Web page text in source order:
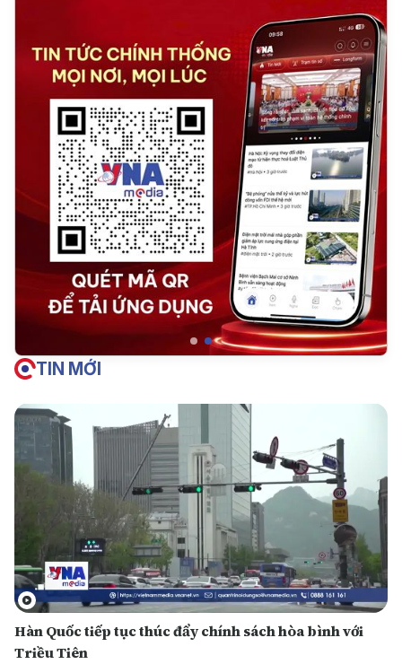
TIN MỚI
Hàn Quốc tiếp tục thúc đẩy chính sách hòa bình với
Triều Tiên